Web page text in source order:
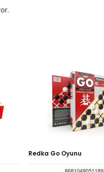
Redka Go Oyunu